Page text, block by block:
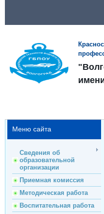
Меню сайта
Сведения об
образовательной
организации
Приемная комиссия
Методическая работа
Воспитательная работа